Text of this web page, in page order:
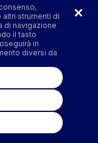
strumenti di
di navigazione
il tasto
in
diversi da